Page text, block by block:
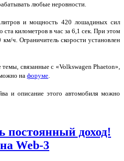
любые неровности.
и мощность 420 лошадиных сил
ста километров в час за 6,1 сек. При этом
ч. Ограничитель скорости установлен
связанные с «Volkswagen Phaeton»,
нафоруме.
и описание этого автомобиля можно
постоянный доход!
Web-3